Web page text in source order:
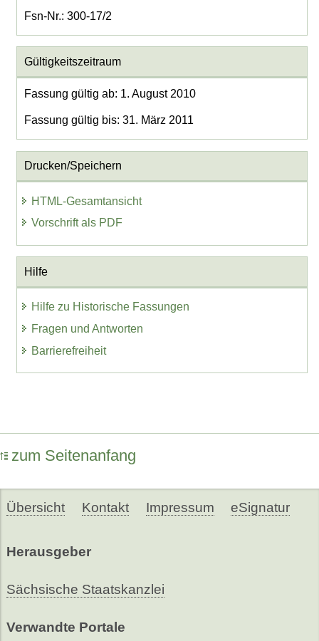
Fsn-Nr.: 300-17/2
Gültigkeitszeitraum
Fassung gültig ab: 1. August 2010
Fassung gültig bis: 31. März 2011
Drucken/Speichern
HTML-Gesamtansicht
Vorschrift als PDF
Hilfe
Hilfe zu Historische Fassungen
Fragen und Antworten
Barrierefreiheit
zum Seitenanfang
Übersicht Kontakt Impressum eSignatur
Herausgeber
Sächsische Staatskanzlei
Verwandte Portale